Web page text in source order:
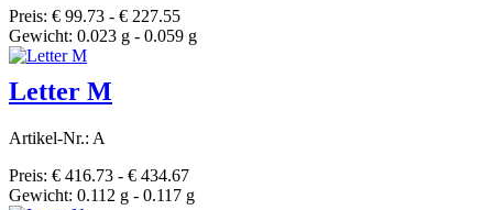
Preis: € 99.73 - € 227.55
Gewicht: 0.023 g - 0.059 g
Letter M
Artikel-Nr.: A
Preis: € 416.73 - € 434.67
Gewicht: 0.112 g - 0.117 g